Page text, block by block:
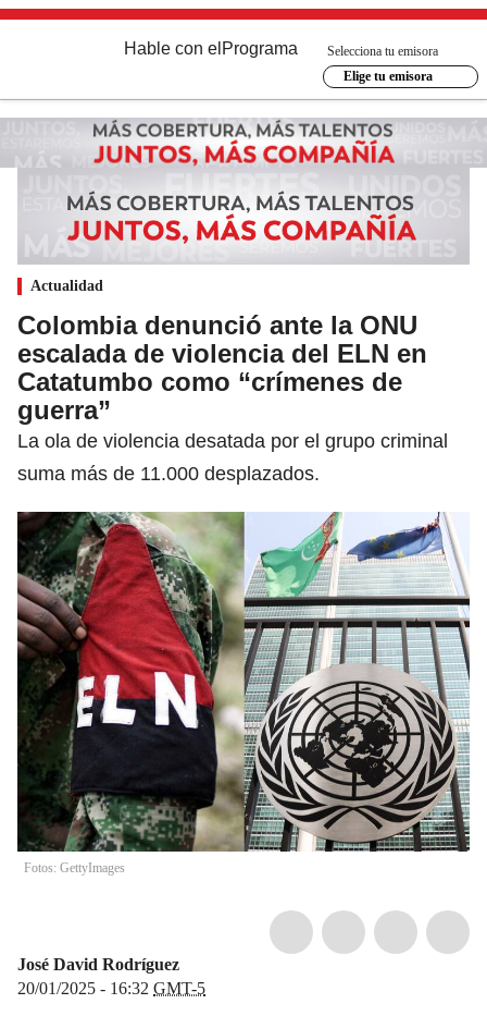
Hable con el Programa
Selecciona tu emisora
Elige tu emisora
Actualidad
Colombia denunció ante la ONU
escalada de violencia del ELN en
Catatumbo como “crímenes de
guerra”
La ola de violencia desatada por el grupo criminal
suma más de 11.000 desplazados.
Fotos: GettyImages
José David Rodríguez
20/01/2025 - 16:32 GMT-5